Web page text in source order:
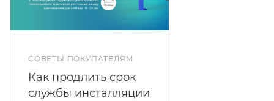
СОВЕТЫ ПОКУПАТЕЛЯМ
Как продлить срок
службы инсталляции